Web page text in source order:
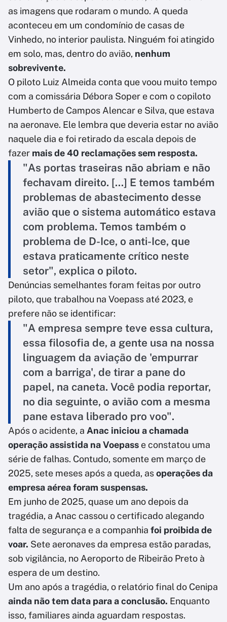
as imagens que rodaram o mundo. A queda
aconteceu em um condomínio de casas de
Vinhedo, no interior paulista. Ninguém foi atingido
em solo, mas, dentro do avião, nenhum
sobrevivente.
O piloto Luiz Almeida conta que voou muito tempo
com a comissária Débora Soper e com o copiloto
Humberto de Campos Alencar e Silva, que estava
na aeronave. Ele lembra que deveria estar no avião
naquele dia e foi retirado da escala depois de
fazer mais de 40 reclamações sem resposta.
"As portas traseiras não abriam e não
fechavam direito. [...] E temos também
problemas de abastecimento desse
avião que o sistema automático estava
com problema. Temos também o
problema de D-Ice, o anti-Ice, que
estava praticamente crítico neste
setor", explica o piloto.
Denúncias semelhantes foram feitas por outro
piloto, que trabalhou na Voepass até 2023, e
prefere não se identificar:
"A empresa sempre teve essa cultura,
essa filosofia de, a gente usa na nossa
linguagem da aviação de 'empurrar
com a barriga', de tirar a pane do
papel, na caneta. Você podia reportar,
no dia seguinte, o avião com a mesma
pane estava liberado pro voo".
Após o acidente, a Anac iniciou a chamada
operação assistida na Voepass e constatou uma
série de falhas. Contudo, somente em março de
2025, sete meses após a queda, asoperações da
empresa aérea foram suspensas.
Em junho de 2025, quase um ano depois da
tragédia, a Anac cassou o certificado alegando
falta de segurança e a companhia foi proibida de
voar. Sete aeronaves da empresa estão paradas,
sob vigilância, no Aeroporto de Ribeirão Preto à
espera de um destino.
Um ano após a tragédia, o relatório final do Cenipa
ainda não tem data para a conclusão. Enquanto
isso, familiares ainda aguardam respostas.